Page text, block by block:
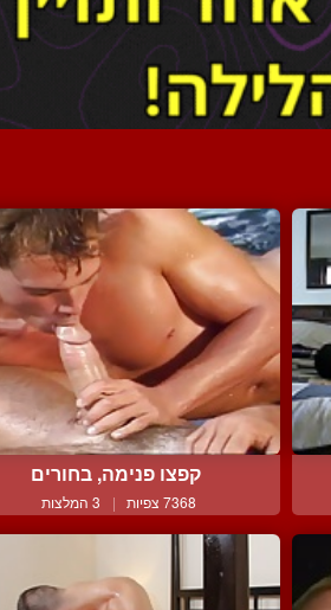
קפצו פנימה, בחורים
7368 צפיות | 3 המלצות